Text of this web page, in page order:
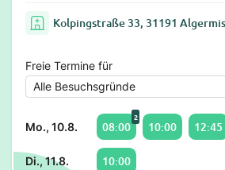
Kolpingstraße 33, 31191
Freie Termine für
Mo., 10.8. 08:00
2
10:00 12:45
Di., 11.8. 10:00